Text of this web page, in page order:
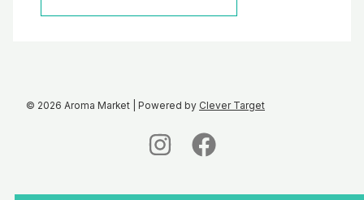
© 2026 Aroma Market | Powered by Clever Target